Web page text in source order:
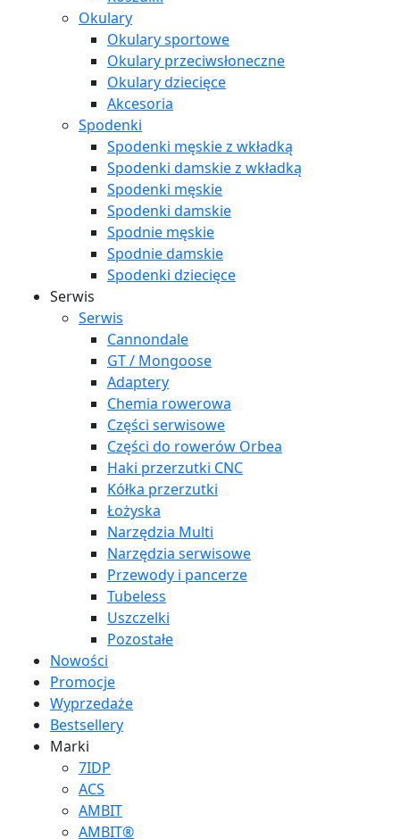
Okulary
Okulary sportowe
Okulary przeciwsłoneczne
Okulary dziecięce
Akcesoria
Spodenki
Spodenki męskie z wkładką
Spodenki damskie z wkładką
Spodenki męskie
Spodenki damskie
Spodnie męskie
Spodnie damskie
Spodenki dziecięce
Serwis
Serwis
Cannondale
GT / Mongoose
Adaptery
Chemia rowerowa
Części serwisowe
Części do rowerów Orbea
Haki przerzutki CNC
Kółka przerzutki
Łożyska
Narzędzia Multi
Narzędzia serwisowe
Przewody i pancerze
Tubeless
Uszczelki
Pozostałe
Nowości
Promocje
Wyprzedaże
Bestsellery
Marki
7IDP
ACS
AMBIT
AMBIT®